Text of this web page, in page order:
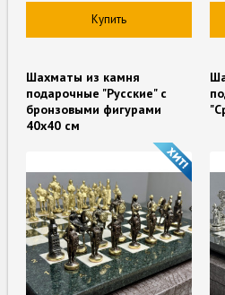
Купить
Шахматы из камня
подарочные "Русские" с
бронзовыми фигурами
40х40 см